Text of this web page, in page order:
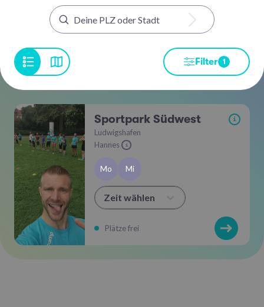
Filter 1
Sportpark Südwest i
Ludwigshafen
Hannes
i
Mo Mi
Zeit wählen
Plätze frei